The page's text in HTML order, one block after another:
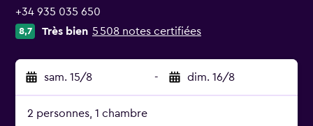
+34 935 035 650
8,7 Très bien 5 508 notes certifiées
sam. 15/8 - dim. 16/8
2 personnes, 1 chambre